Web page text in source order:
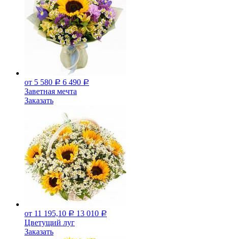
от 5 580 Р 6 490 Р
Заветная мечта
Заказать
от 11 195,10 Р 13 010 Р
Цветущий луг
Заказать